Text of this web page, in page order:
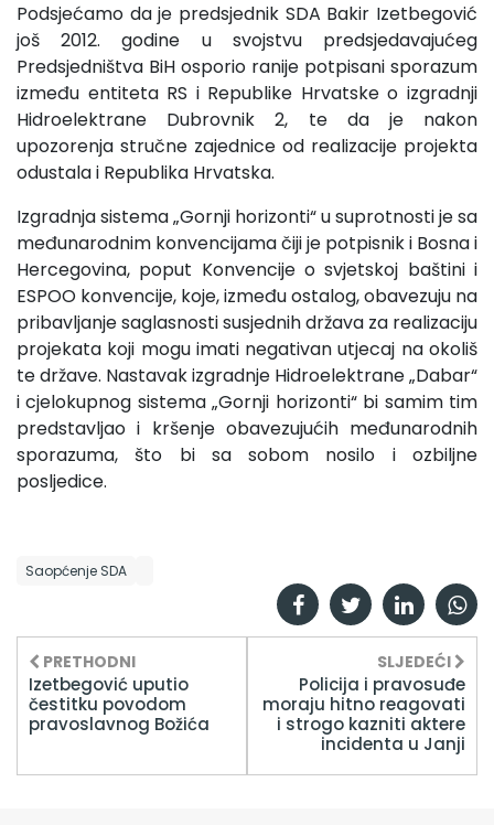
Podsjećamo da je predsjednik SDA Bakir Izetbegović
još 2012. godine u svojstvu predsjedavajućeg
Predsjedništva BiH osporio ranije potpisani sporazum
između entiteta RS i Republike Hrvatske o izgradnji
Hidroelektrane Dubrovnik 2, te da je nakon
upozorenja stručne zajednice od realizacije projekta
odustala i Republika Hrvatska.
Izgradnja sistema „Gornji horizonti“ u suprotnosti je sa
međunarodnim konvencijama čiji je potpisnik i Bosna i
Hercegovina, poput Konvencije o svjetskoj baštini i
ESPOO konvencije, koje, između ostalog, obavezuju na
pribavljanje saglasnosti susjednih država za realizaciju
projekata koji mogu imati negativan utjecaj na okoliš
te države. Nastavak izgradnje Hidroelektrane „Dabar“
i cjelokupnog sistema „Gornji horizonti“ bi samim tim
predstavljao i kršenje obavezujućih međunarodnih
sporazuma, što bi sa sobom nosilo i ozbiljne
posljedice.
Saopćenje SDA
PRETHODNI
Izetbegović uputio
čestitku povodom
pravoslavnog Božića
SLJEDEĆI
Policija i pravosuđe
moraju hitno reagovati
i strogo kazniti aktere
incidenta u Janji